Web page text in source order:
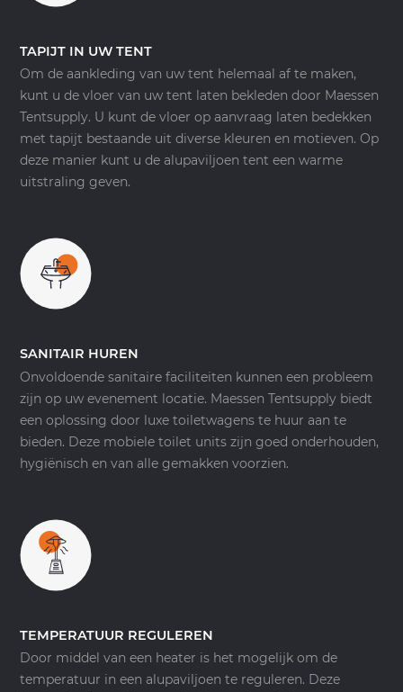
TAPIJT IN UW TENT
Om de aankleding van uw tent helemaal af te maken,
kunt u de vloer van uw tent laten bekleden door Maessen
Tentsupply. U kunt de vloer op aanvraag laten bedekken
met tapijt bestaande uit diverse kleuren en motieven. Op
deze manier kunt u de alupaviljoen tent een warme
uitstraling geven.
SANITAIR HUREN
Onvoldoende sanitaire faciliteiten kunnen een probleem
zijn op uw evenement locatie. Maessen Tentsupply biedt
een oplossing door luxe toiletwagens te huur aan te
bieden. Deze mobiele toilet units zijn goed onderhouden,
hygiënisch en van alle gemakken voorzien.
TEMPERATUUR REGULEREN
Door middel van een heater is het mogelijk om de
temperatuur in een alupaviljoen te reguleren. Deze